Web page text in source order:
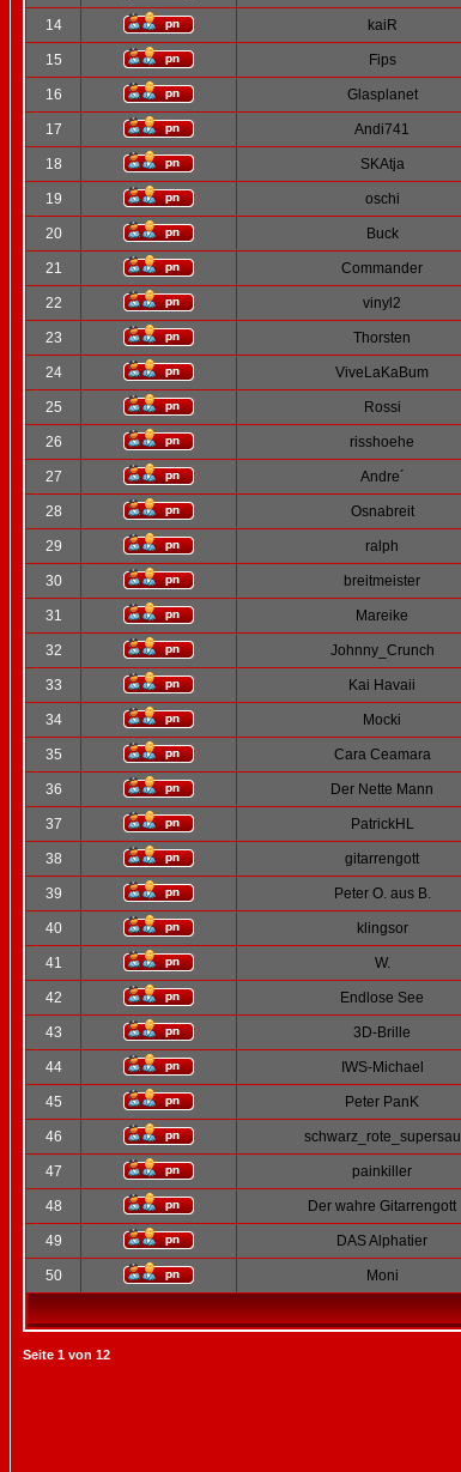
14 kaiR
15 Fips
16 Glasplanet
17 Andi741
18 SKAtja
19 oschi
20 Buck
21 Commander
22 vinyl2
23 Thorsten
24 ViveLaKaBum
25 Rossi
26 risshoehe
27 Andre´
28 Osnabreit
29 ralph
30 breitmeister
31 Mareike
32 Johnny_Crunch
33 Kai Havaii
34 Mocki
35 Cara Ceamara
36 Der Nette Mann
37 PatrickHL
38 gitarrengott
39 Peter O. aus B.
40 klingsor
41 W.
42 Endlose See
43 3D-Brille
44 IWS-Michael
45 Peter PanK
46 schwarz_rote_supersau
47 painkiller
48 Der wahre Gitarrengott
49 DAS Alphatier
50 Moni
Seite 1 von 12